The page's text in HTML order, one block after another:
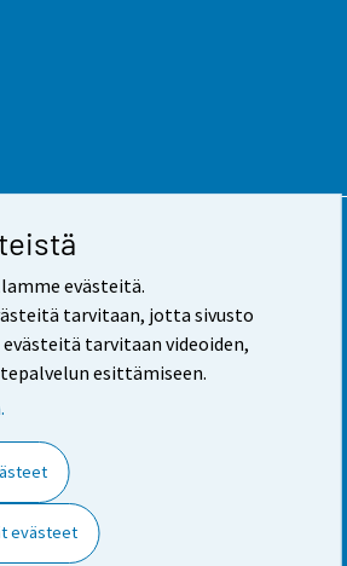
evästeitä.
tarvitaan, jotta sivusto
tarvitaan videoiden,
esittämiseen.
evästeet